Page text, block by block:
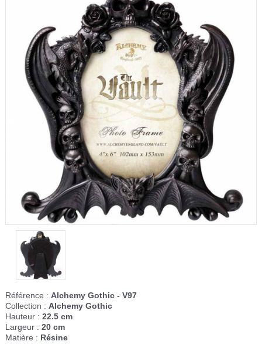
Référence : Alchemy Gothic - V97
Collection : Alchemy Gothic
Hauteur : 22.5 cm
Largeur : 20 cm
Matière : Résine